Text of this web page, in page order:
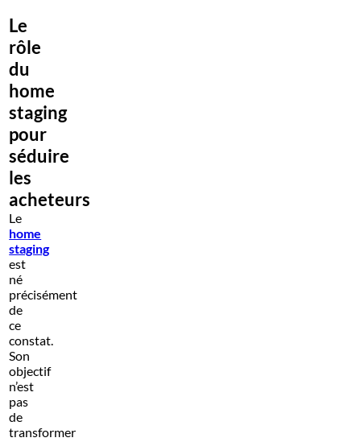
Le
rôle
du
home
staging
pour
séduire
les
acheteurs
Le
home
staging
est
né
précisément
de
ce
constat.
Son
objectif
n’est
pas
de
transformer